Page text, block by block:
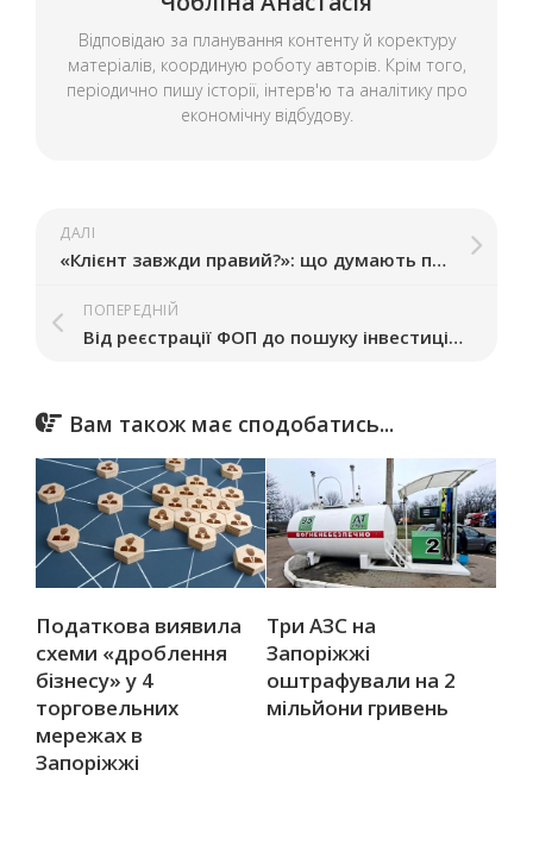
Відповідаю за планування контенту й коректуру
матеріалів, координую роботу авторів. Крім того,
періодично пишу історії, інтерв'ю та аналітику про
економічну відбудову.
ДАЛІ
«Клієнт завжди правий?»: що думають про такий підхід запорізькі ресторатори
ПОПЕРЕДНІЙ
Від реєстрації ФОП до пошуку інвестицій: у Запоріжжі стартує школа молодого підприємця
Вам також має сподобатись...
Податкова виявила
схеми «дроблення
бізнесу» у 4
торговельних
мережах в
Запоріжжі
Три АЗС на
Запоріжжі
оштрафували на 2
мільйони гривень